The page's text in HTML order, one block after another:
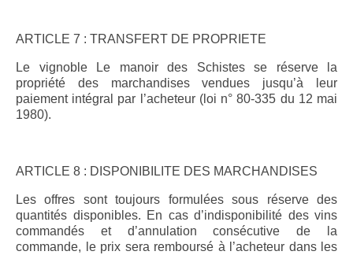
ARTICLE 7 : TRANSFERT DE PROPRIETE
Le vignoble Le manoir des Schistes se réserve la
propriété des marchandises vendues jusqu’à leur
paiement intégral par l’acheteur (loi n° 80-335 du 12 mai
1980).
ARTICLE 8 : DISPONIBILITE DES MARCHANDISES
Les offres sont toujours formulées sous réserve des
quantités disponibles. En cas d’indisponibilité des vins
commandés et d’annulation consécutive de la
commande, le prix sera remboursé à l’acheteur dans les